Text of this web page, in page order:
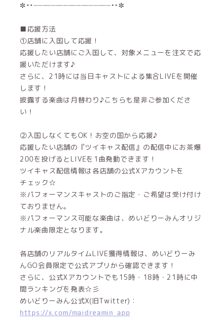
✼••┈┈┈┈┈┈┈┈┈┈┈┈┈┈┈┈┈┈••✼
■応援方法
①店舗に入国して応援！
応援したい店舗にご入国して、対象メニューを注文で応
援いただけます♪
さらに、21時には当日キャストによる集合LIVEを開催
します！
披露する楽曲は月替わり♪こちらも是非ご参加くださ
い！
②入国しなくてもOK！お空の国から応援♪
応援したい店舗の『ツイキャス配信』の配信中にお茶爆
200を投げるとLIVEを1曲発動できます！
ツイキャス配信情報は各店舗の公式Xアカウントを
チェック☆
※パフォーマンスキャストのご指定・ご希望は受け付け
ておりません。
※パフォーマンス可能な楽曲は、めいどりーみんオリジ
ナル楽曲限定となります。
各店舗のリアルタイムLIVE獲得情報は、めいどりーみ
んGO会員限定で公式アプリから確認できます！
さらに、公式Xアカウントでも15時・18時・21時に中
間ランキングを発表☆彡
めいどりーみん公式X(旧Twitter)：
https://x.com/maidreamin_app